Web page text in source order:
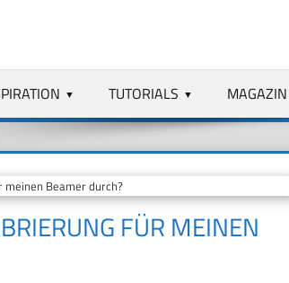
TUTORIALS MAGAZIN
Beamer durch?
FÜR MEINEN